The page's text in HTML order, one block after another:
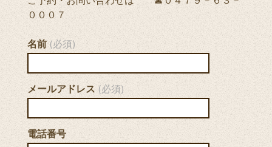
０００７
名前 (必須)
メールアドレス (必須)
電話番号